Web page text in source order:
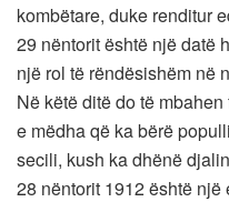
kombëtare, duke renditur
29 nëntorit është një datë
një rol të rëndësishëm në
Në këtë ditë do të
e mëdha që ka bërë
secili, kush ka dhënë
28 nëntorit 1912 është